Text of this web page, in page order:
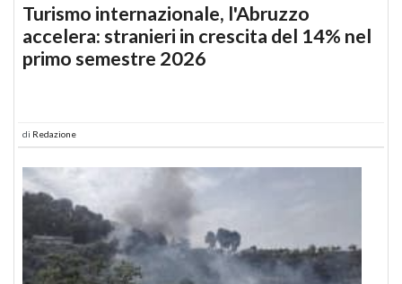
Turismo internazionale, l'Abruzzo
accelera: stranieri in crescita del 14% nel
primo semestre 2026
di Redazione